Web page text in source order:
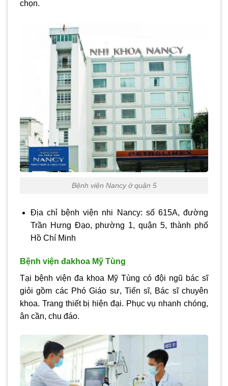
chọn.
Bệnh viện Nancy ở quận 5
Địa chỉ bệnh viện nhi Nancy: số 615A, đường
Trần Hưng Đạo, phường 1, quận 5, thành phố
Hồ Chí Minh
Bệnh viện đakhoa Mỹ Tùng
Tại bệnh viện đa khoa Mỹ Tùng có đội ngũ bác sĩ
giỏi gồm các Phó Giáo sư, Tiến sĩ, Bác sĩ chuyên
khoa. Trang thiết bị hiện đại. Phục vụ nhanh chóng,
ân cần, chu đáo.